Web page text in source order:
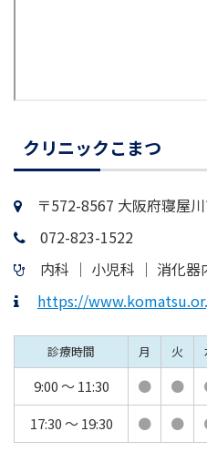
クリニックこまつ
〒572-8567 大阪府寝屋
072-823-1522
内科 │ 小児科 │ 消化器
https://
診療時間 月 火
9:00 ～ 11:30 ● ●
17:30 ～ 19:30
● ●